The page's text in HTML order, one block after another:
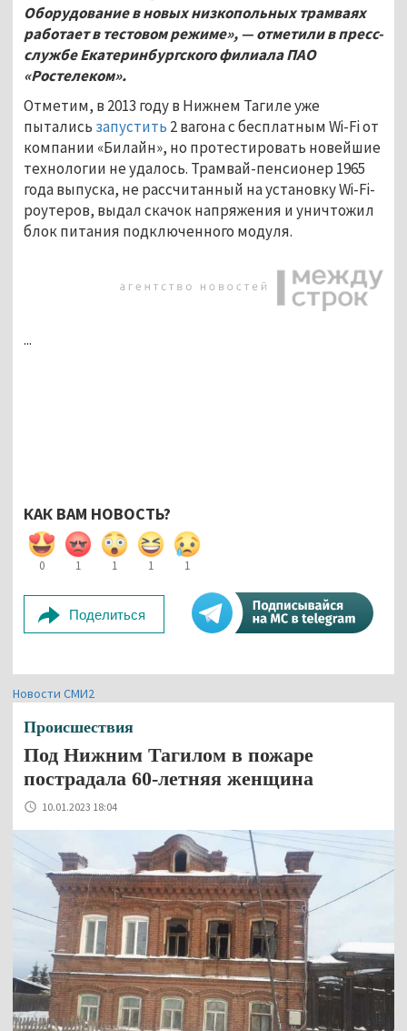
Оборудование в новых низкопольных трамваях
работает в тестовом режиме», — отметили в пресс-
службе Екатеринбургского филиала ПАО
«Ростелеком».
Отметим, в 2013 году в Нижнем Тагиле уже
пытались запустить 2 вагона с бесплатным Wi-Fi от
компании «Билайн», но протестировать новейшие
технологии не удалось. Трамвай-пенсионер 1965
года выпуска, не рассчитанный на установку Wi-Fi-
роутеров, выдал скачок напряжения и уничтожил
блок питания подключенного модуля.
...
КАК ВАМ НОВОСТЬ?
0 1 1 1 1
Поделиться
Новости СМИ2
Происшествия
Под Нижним Тагилом в пожаре
пострадала 60-летняя женщина
10.01.2023 18:04